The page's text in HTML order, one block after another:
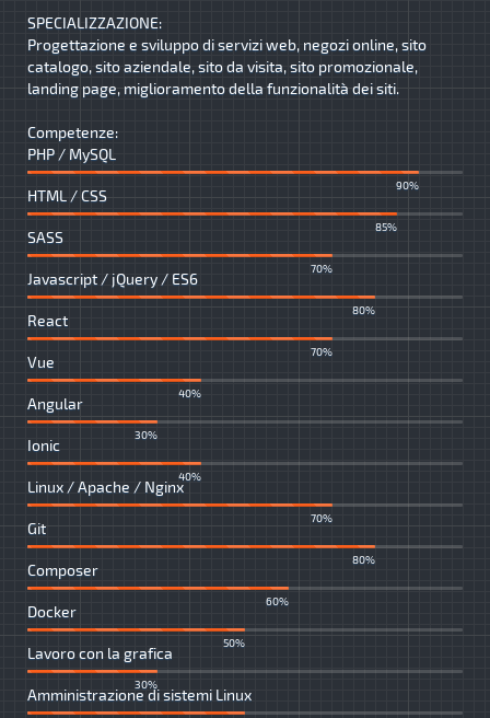
SPECIALIZZAZIONE:
Progettazione e sviluppo di servizi web, negozi online, sito
catalogo, sito aziendale, sito da visita, sito promozionale,
landing page, miglioramento della funzionalità dei siti.
Competenze:
PHP / MySQL
90%
HTML / CSS
85%
SASS
70%
Javascript / jQuery / ES6
80%
React
70%
Vue
40%
Angular
30%
Ionic
40%
Linux / Apache / Nginx
70%
Git
80%
Composer
60%
Docker
50%
Lavoro con la grafica
30%
Amministrazione di sistemi Linux